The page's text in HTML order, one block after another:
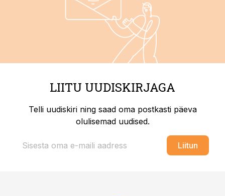
LIITU UUDISKIRJAGA
Telli uudiskiri ning saad oma postkasti päeva
olulisemad uudised.
Liitun